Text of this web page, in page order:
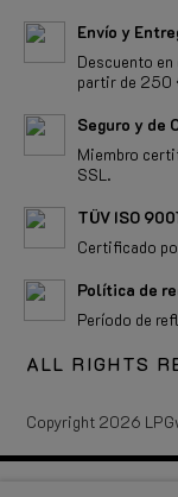
Envío y
Descuento
partir de 250
Seguro y de
Miembro
SSL.
TÜV ISO
Certificado
Política de
Período de
ALL RIGHTS
Copyright 2026